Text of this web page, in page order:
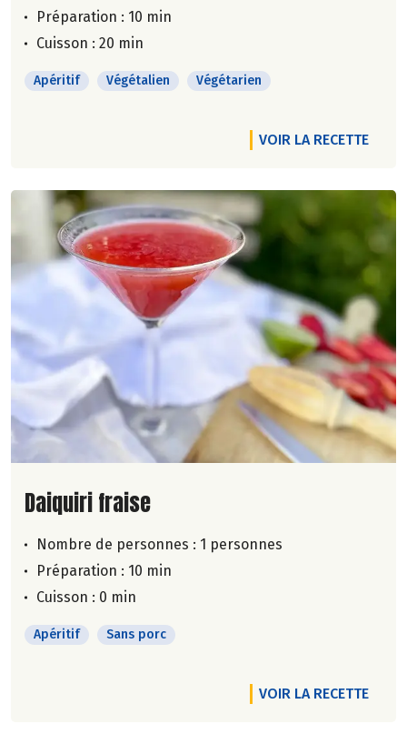
Préparation : 10 min
Cuisson : 20 min
Apéritif Végétalien Végétarien
VOIR LA RECETTE
Lire la suite de la recette
Daiquiri fraise
Nombre de personnes : 1 personnes
Préparation : 10 min
Cuisson : 0 min
Apéritif Sans porc
VOIR LA RECETTE